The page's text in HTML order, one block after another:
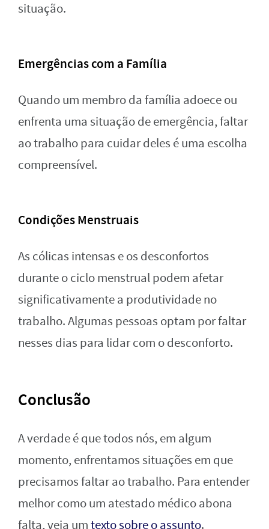
situação.
Emergências com a Família
Quando um membro da família adoece ou
enfrenta uma situação de emergência, faltar
ao trabalho para cuidar deles é uma escolha
compreensível.
Condições Menstruais
As cólicas intensas e os desconfortos
durante o ciclo menstrual podem afetar
significativamente a produtividade no
trabalho. Algumas pessoas optam por faltar
nesses dias para lidar com o desconforto.
Conclusão
A verdade é que todos nós, em algum
momento, enfrentamos situações em que
precisamos faltar ao trabalho. Para entender
melhor como um atestado médico abona
falta, veja umtexto sobre o assunto.